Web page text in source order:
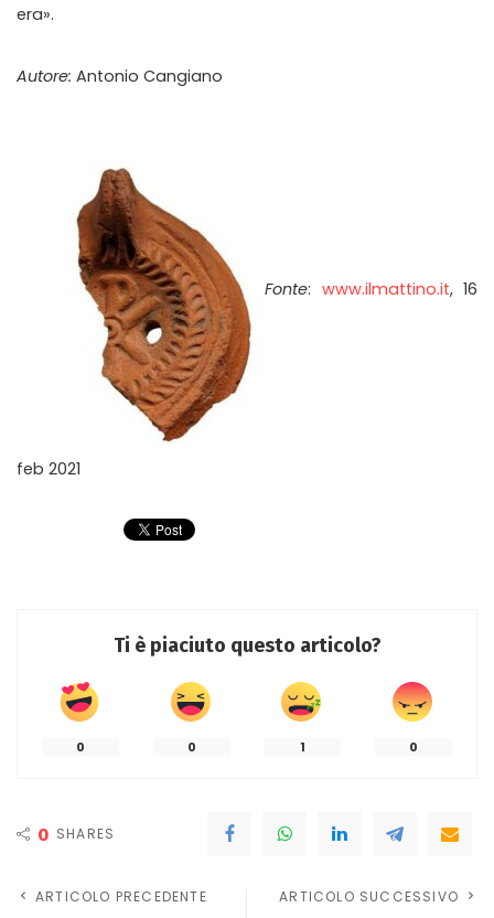
era».
Autore: Antonio Cangiano
Fonte: www.ilmattino.it, 16
feb 2021
Ti è piaciuto questo articolo?
0 0 1 0
0 SHARES
ARTICOLO PRECEDENTE ARTICOLO SUCCESSIVO